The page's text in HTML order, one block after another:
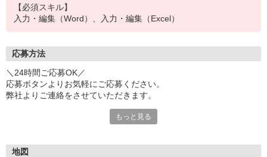
【必須スキル】
入力・編集（Word）、入力・編集（Excel）
応募方法
＼24時間ご応募OK／
応募ボタンよりお気軽にご応募ください。
弊社よりご連絡をさせていただきます。
※「@pasona.co.jp」のドメイン解除をお願いいたします。
【お仕事開始までの流れ】
もっと見る
地図